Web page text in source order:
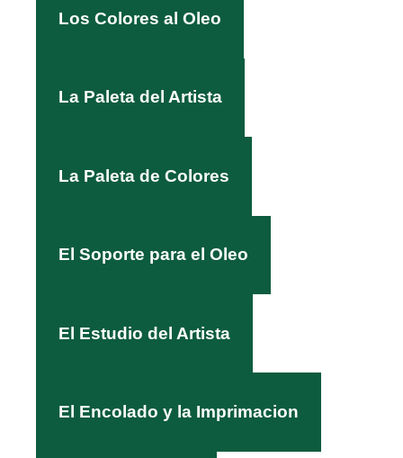
Los Colores al Oleo
La Paleta del Artista
La Paleta de Colores
El Soporte para el Oleo
El Estudio del Artista
El Encolado y la Imprimacion